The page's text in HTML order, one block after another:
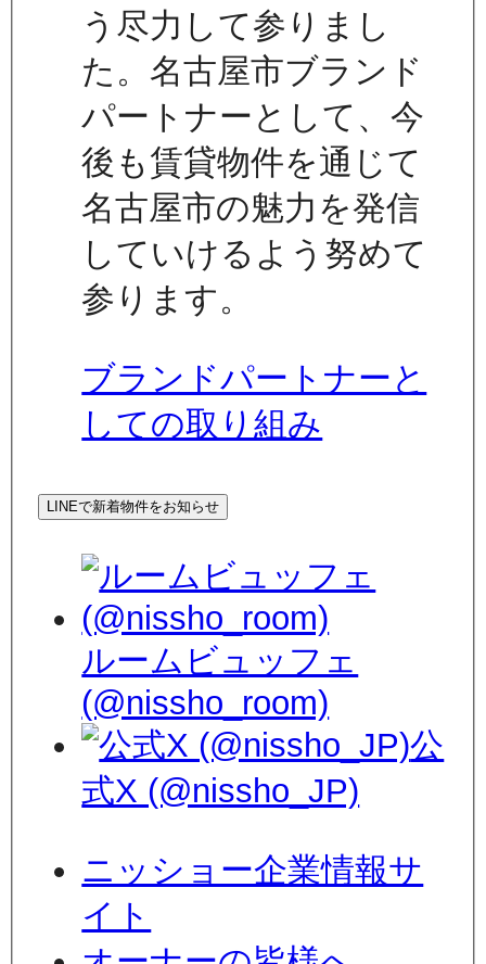
う尽力して参りまし
た。名古屋市ブランド
パートナーとして、今
後も賃貸物件を通じて
名古屋市の魅力を発信
していけるよう努めて
参ります。
ブランドパートナーと
しての取り組み
LINEで新着物件をお知らせ
ルームビュッフェ
(@nissho_room)
公
式X (@nissho_JP)
ニッショー企業情報サ
イト